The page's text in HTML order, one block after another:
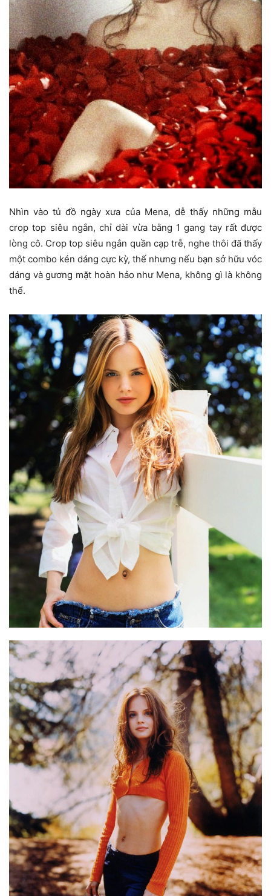
Nhìn vào tủ đồ ngày xưa của Mena, dễ thấy những mẫu
crop top siêu ngắn, chỉ dài vừa bằng 1 gang tay rất được
lòng cô. Crop top siêu ngắn quần cạp trễ, nghe thôi đã thấy
một combo kén dáng cực kỳ, thế nhưng nếu bạn sở hữu vóc
dáng và gương mặt hoàn hảo như Mena, không gì là không
thể.